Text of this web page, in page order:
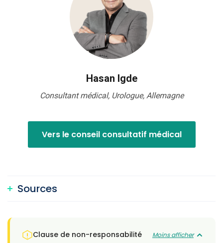
Hasan Igde
Consultant médical, Urologue, Allemagne
Vers le conseil consultatif médical
Sources
Clause de non-responsabilité Moins afficher